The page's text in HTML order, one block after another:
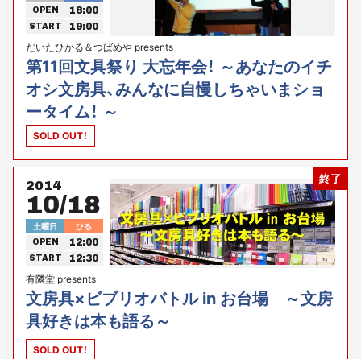
OPEN 18:00
START 19:00
だいたひかる＆つばめや presents
第11回文具祭り 大忘年会！ ～あなたのイチ
オシ文房具、みんなに自慢しちゃいまショ
ータイム！ ～
SOLD OUT！
終了
2014
10/18
土曜日 ひる
OPEN 12:00
START 12:30
有隣堂 presents
文房具×ビブリオバトル in お台場 ～文房
具好きは本も語る～
SOLD OUT！